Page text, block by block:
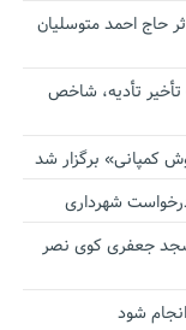
حاج احمد متوسلیان
تأدیه، شاخص
کمپانی» برگزار شد
شهرداری
جعفری کوی نصر
شود